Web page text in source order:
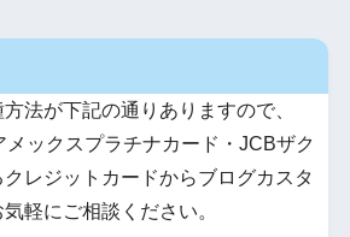
法が下記の通りありますので、
ックスプラチナカード・JCBザク
レジットカードからブログカスタ
軽にご相談ください。